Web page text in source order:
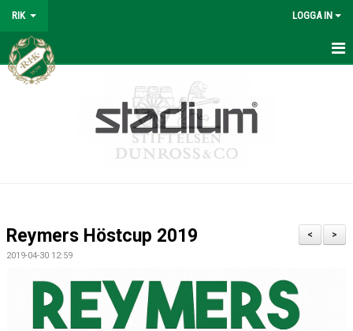
RIK LOGGA IN
REYMERS
KONTAKTPERSONER
REYMERS-TRÄNING
SOMMARFOTBOLLSSKOLA
>
<
Reymers Höstcup 2019
2019-04-30 12:59